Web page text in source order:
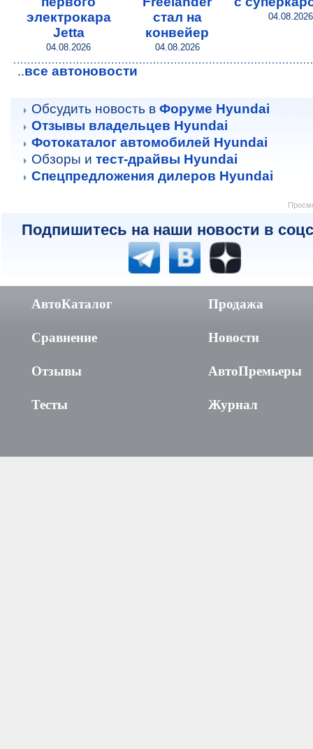
электрокара
Jetta
04.08.2026
стал на
конвейер
04.08.2026
04.08.2026
..все автоновости
Обсудить новость в Форуме Hyundai
Отзывы владельцев Hyundai
Фотокаталог автомобилей Hyundai
Обзоры и тест-драйвы Hyundai
Спецпредложения дилеров Hyundai
Подпишитесь на наши новости в
АвтоКаталог
Сравнение
Отзывы
Тесты
Продажа
Новости
АвтоПремьеры
Журнал